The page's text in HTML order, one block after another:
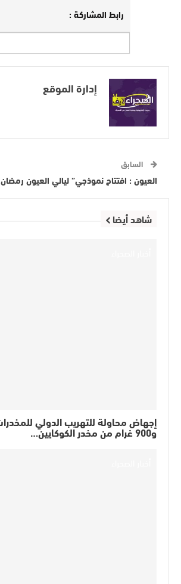
رابط المشاركة :
إدارة الموقع
السابق
العيون : افتتاح نموذجي” ليالي العيون رمضان 2016 ” + صور
شاهد أيضا
و900 غرام من مخدر الكوكايين…